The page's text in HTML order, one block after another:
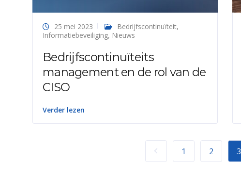
25 mei 2023 Bedrijfscontinuïteit,
Informatiebeveiliging, Nieuws
Bedrijfscontinuïteits
management en de rol van de
CISO
Verder lezen
1 2 3